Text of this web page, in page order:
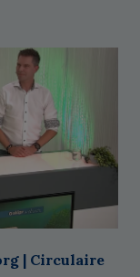
| Circulaire